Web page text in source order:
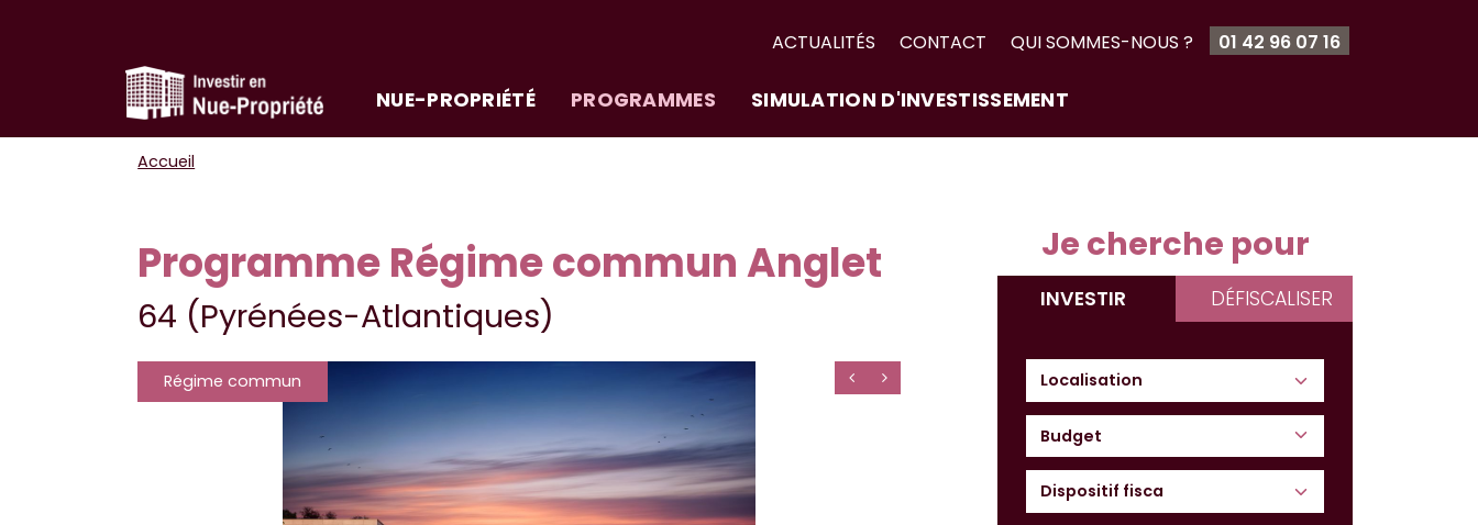
ACTUALITÉS CONTACT QUI SOMMES-NOUS ? 01 42 96 07 16
NUE-PROPRIÉTÉ PROGRAMMES SIMULATION D'INVESTISSEMENT
Accueil
Programme Régime commun Anglet
64 (Pyrénées-Atlantiques)
Régime commun
Je cherche pour
INVESTIR DÉFISCALISER
Budget